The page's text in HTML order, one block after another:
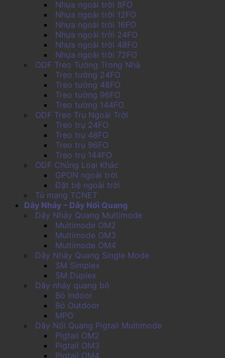
Nhựa ngoài trời 8FO
Nhựa ngoài trời 12FO
Nhựa ngoài trời 16FO
Nhựa ngoài trời 24FO
Nhựa ngoài trời 48FO
Nhựa ngoài trời 72FO
ODF Treo Tường Trong Nhà
Treo tường 24FO
Treo tường 48FO
Treo tường 96FO
Treo tường 144FO
ODF Treo Trụ Ngoài Trời
Treo trụ 24FO
Treo trụ 48FO
Treo trụ 96FO
Treo trụ 144FO
ODF Chủng Loại Khác
GPON ngoài trời
Đặt bệ ngoài trời
Tủ mạng TCNET
Dây Nhảy – Dây Nối Quang
Dây Nhảy Quang Multimode
Multimode OM2
Multimode OM3
Multimode OM4
Dây Nhảy Quang Single Mode
SM Simplex
SM Duplex
Dây nhảy quang bó
Bó Indoor
Bó Outdoor
MPO
Dây Nối Quang Pigtail Multimode
Pigtail OM2
Pigtail OM3
Pigtail OM4